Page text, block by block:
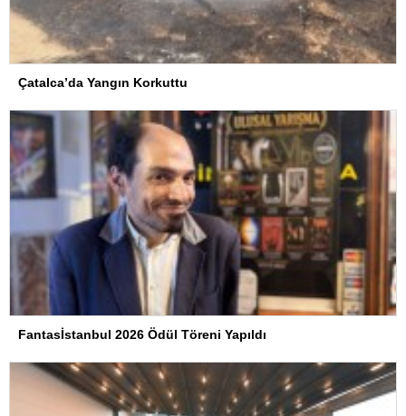
Çatalca’da Yangın Korkuttu
Fantasİstanbul 2026 Ödül Töreni Yapıldı